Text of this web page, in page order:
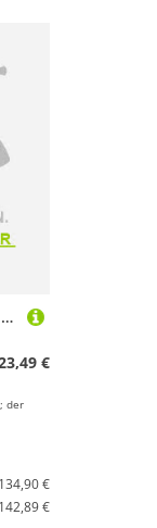
Tecnifibre Carboflex X-top V2 130 Squash Racket Silber
€
der
134,90 €
142,89 €